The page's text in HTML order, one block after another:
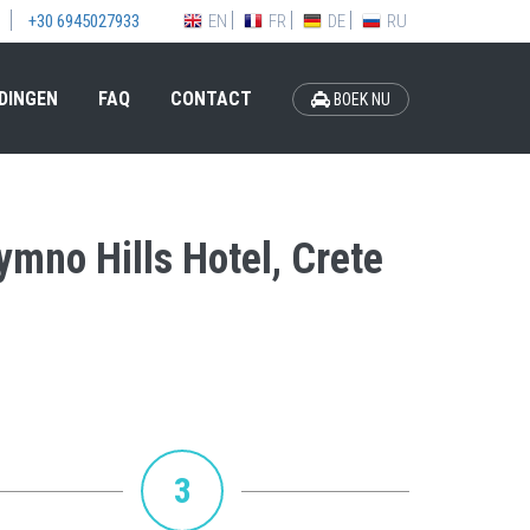
+30 6945027933 EN FR DE RU
FAQ CONTACT BOEK NU
Hills Hotel, Crete
3